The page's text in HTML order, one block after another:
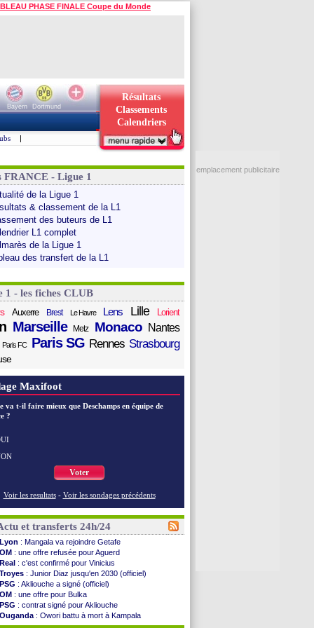
PHASE FINALE Coupe du Monde
Bayern
Dortmund
Résultats
Classements
Calendriers
|
FRANCE - Ligue 1
de la Ligue 1
& classement de la L1
des buteurs de L1
L1 complet
de la Ligue 1
des transfert de la L1
1 - les fiches CLUB
Auxerre Brest Le Havre Lens Lille Lorient
Marseille Metz Monaco Nantes
Paris FC Paris SG Rennes Strasbourg
Maxifoot
va t-il faire mieux que Deschamps en équipe de
?
Voter
Voir les resultats - Voir les sondages précédents
et transferts 24h/24
Lyon : Mangala va rejoindre Getafe
OM : une offre refusée pour Aguerd
Real : c'est confirmé pour Vinicius
Troyes : Junior Diaz jusqu'en 2030 (officiel)
PSG : Akliouche a signé (officiel)
OM : une offre pour Bulka
PSG : contrat signé pour Akliouche
Ouganda : Owori battu à mort à Kampala
Arsenal: Arteta veut créer une dynastie
emplacement publicitaire